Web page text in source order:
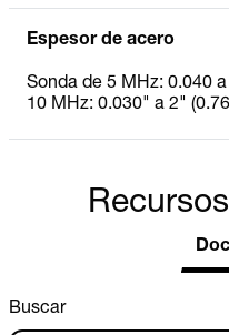
Espesor de acero
Sonda de 5 MHz: 0.040
10 MHz: 0.030" a 2"
Buscar